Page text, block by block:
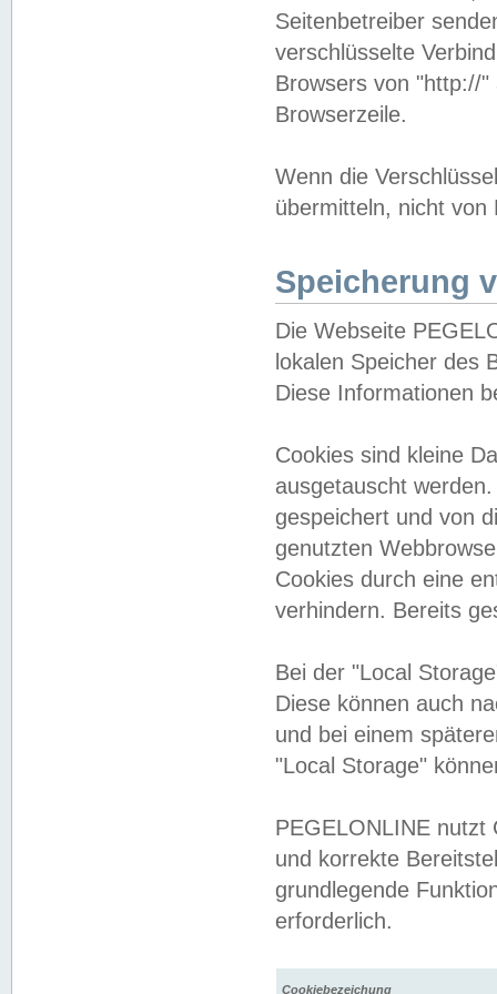
Seitenbetreiber
verschlüsselte
Browsers von "http://
Browserzeile.
Wenn die
übermitteln, nicht von
Speicherung
Die Webseite
lokalen Speicher des
Diese Informationen
Cookies sind kleine
ausgetauscht
gespeichert und von
genutzten
Cookies durch eine
verhindern. Bereits
Bei der "Local
Diese können auch
und bei einem
"Local Storage"
PEGELONLINE nutzt
und korrekte
grundlegende
erforderlich.
Cookiebezeichung